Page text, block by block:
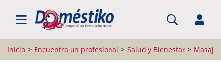
BUSCAR PROFESIONALES
Inicio Encuentra un profesional Salud y Bienestar